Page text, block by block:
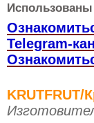
Telegram-
KRUTFRUT/